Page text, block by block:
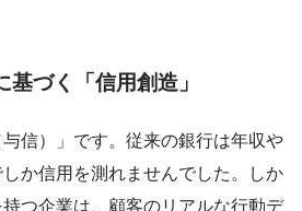
づく「信用創造」
信）」です。従来の銀行は年収や
か信用を測れませんでした。しか
つ企業は、顧客のリアルな行動デ